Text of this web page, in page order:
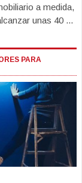
a medida,
unas 40 ...
PARA